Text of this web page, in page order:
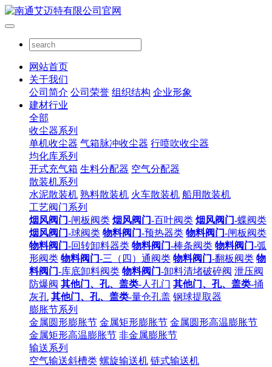
网站首页
关于我们
公司简介 公司荣誉 组织结构 企业形象
建材行业
全部
收尘器系列
单机收尘器 气箱脉冲收尘器 行喷吹收尘器
均化库系列
开式充气箱 生料分配器 空气分配器
散装机系列
水泥散装机 熟料散装机 火车散装机 船用散装机
工艺阀门系列
烟风阀门-闸板阀类 烟风阀门-百叶阀类 烟风阀门-蝶阀类
烟风阀门-球阀类 物料阀门-预热器类 物料阀门-闸板阀类
物料阀门-回转卸料器类 物料阀门-棒条阀类 物料阀门-弧
形阀类 物料阀门-三（四）通阀类 物料阀门-翻板阀类 物
料阀门-库底卸料阀类 物料阀门-卸料清堵破碎阀 泄压阀
防爆阀 其他门、孔、盖类-人孔门 其他门、孔、盖类-捅
灰孔 其他门、孔、盖类-量仓孔盖 钢球提取器
膨胀节系列
金属圆形膨胀节 金属矩形膨胀节 金属圆形高温膨胀节
金属矩形高温膨胀节 非金属膨胀节
输送系列
空气输送斜槽类 螺旋输送机 链式输送机